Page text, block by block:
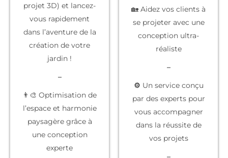
projet 3D) et lancez-
vous rapidement
dans l’aventure de la
création de votre
jardin !
–
👨‍🎨 Optimisation de
l’espace et harmonie
paysagère grâce à
une conception
experte
🏡 Aidez vos clients à
se projeter avec une
conception ultra-
réaliste
–
⚙️ Un service conçu
par des expertspour
vous accompagner
dans la réussite de
vos projets